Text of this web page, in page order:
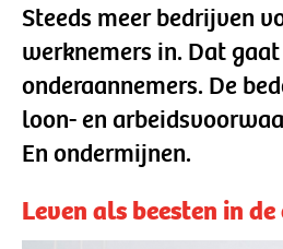
Steeds meer bedrijven
werknemers in. Dat
onderaannemers. De
loon- en
En ondermijnen.
Leven als beesten in